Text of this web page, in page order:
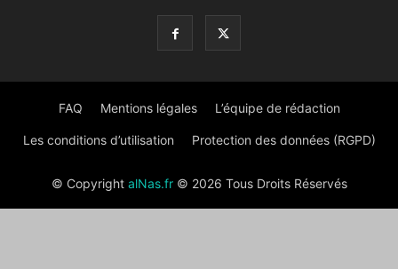
FAQ Mentions légales L’équipe de rédaction
Les conditions d’utilisation Protection des données (RGPD)
© Copyright alNas.fr© 2026 Tous Droits Réservés